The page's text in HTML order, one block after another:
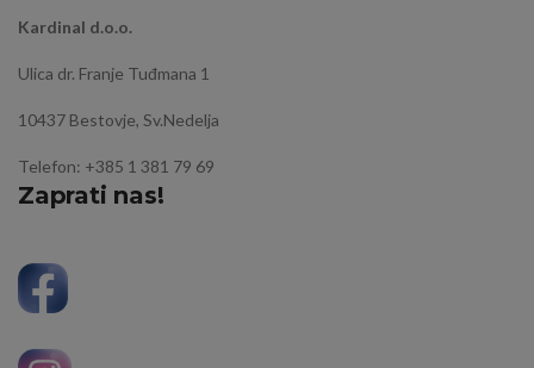
Kardinal d.o.o.
Ulica dr. Franje Tuđmana 1
10437 Bestovje, Sv.Nedelja
Telefon: +385 1 381 79 69
Zaprati nas!